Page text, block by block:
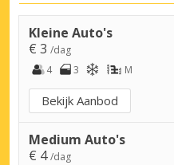
Kleine Auto's
€ 3 /dag
4
3 M
Bekijk Aanbod
Medium Auto's
€ 4/dag